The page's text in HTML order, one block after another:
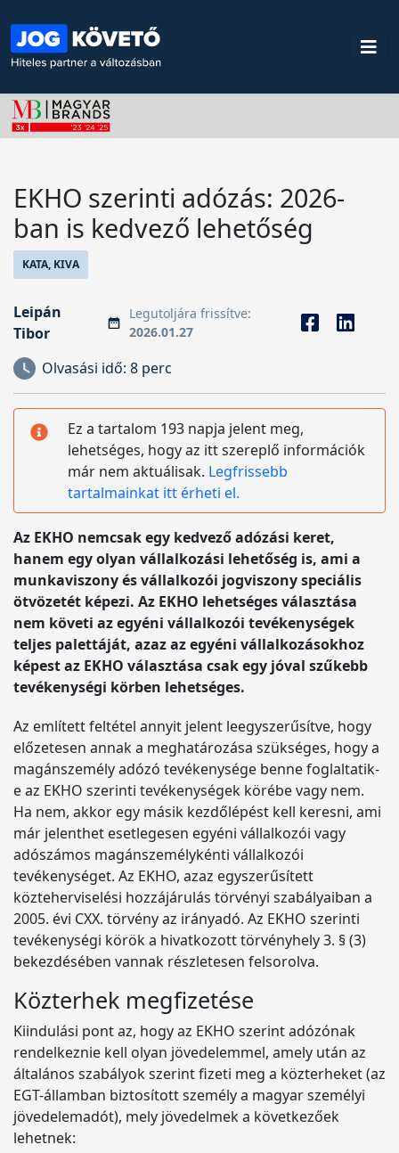
EKHO szerinti adózás: 2026-
ban is kedvező lehetőség
KATA, KIVA
Leipán
Tibor
Legutoljára frissítve:
2026.01.27
Olvasási idő: 8 perc
Ez a tartalom 193 napja jelent meg,
lehetséges, hogy az itt szereplő információk
már nem aktuálisak. Legfrissebb
tartalmainkat itt érheti el.
Az EKHO nemcsak egy kedvező adózási keret,
hanem egy olyan vállalkozási lehetőség is, ami a
munkaviszony és vállalkozói jogviszony speciális
ötvözetét képezi. Az EKHO lehetséges választása
nem követi az egyéni vállalkozói tevékenységek
teljes palettáját, azaz az egyéni vállalkozásokhoz
képest az EKHO választása csak egy jóval szűkebb
tevékenységi körben lehetséges.
Az említett feltétel annyit jelent leegyszerűsítve, hogy
előzetesen annak a meghatározása szükséges, hogy a
magánszemély adózó tevékenysége benne foglaltatik-
e az EKHO szerinti tevékenységek körébe vagy nem.
Ha nem, akkor egy másik kezdőlépést kell keresni, ami
már jelenthet esetlegesen egyéni vállalkozói vagy
adószámos magánszemélykénti vállalkozói
tevékenységet. Az EKHO, azaz egyszerűsített
közteherviselési hozzájárulás törvényi szabályaiban a
2005. évi CXX. törvény az irányadó. Az EKHO szerinti
tevékenységi körök a hivatkozott törvényhely 3. § (3)
bekezdésében vannak részletesen felsorolva.
Közterhek megfizetése
Kiindulási pont az, hogy az EKHO szerint adózónak
rendelkeznie kell olyan jövedelemmel, amely után az
általános szabályok szerint fizeti meg a közterheket (az
EGT-államban biztosított személy a magyar személyi
jövedelemadót), mely jövedelmek a következőek
lehetnek: